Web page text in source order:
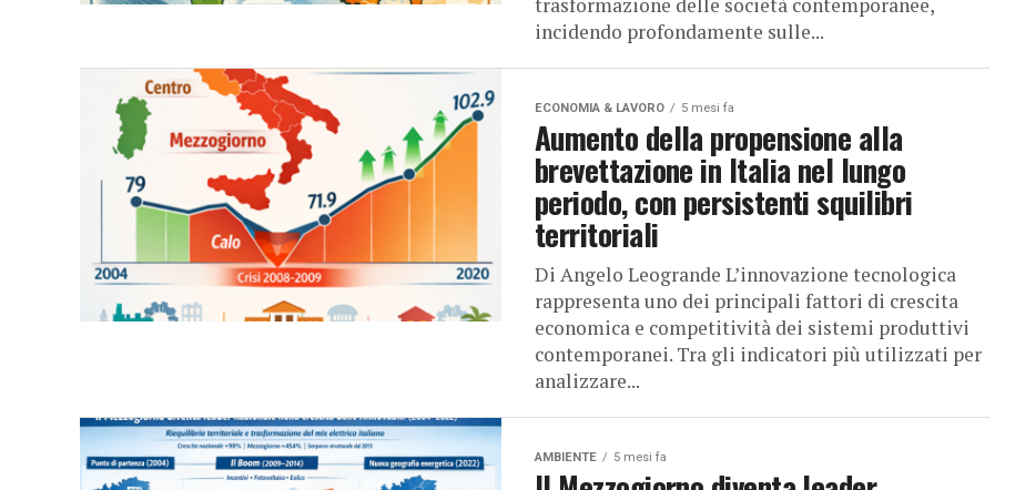
incidendo profondamente sulle...
ECONOMIA & LAVORO 5 mesi fa
Aumento della propensione alla
brevettazione in Italia nel lungo
periodo, con persistenti squilibri
territoriali
Di Angelo Leogrande L’innovazione tecnologica
rappresenta uno dei principali fattori di crescita
economica e competitività dei sistemi produttivi
contemporanei. Tra gli indicatori più utilizzati per
analizzare...
AMBIENTE 5 mesi fa